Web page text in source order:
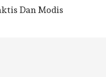
Dan Modis